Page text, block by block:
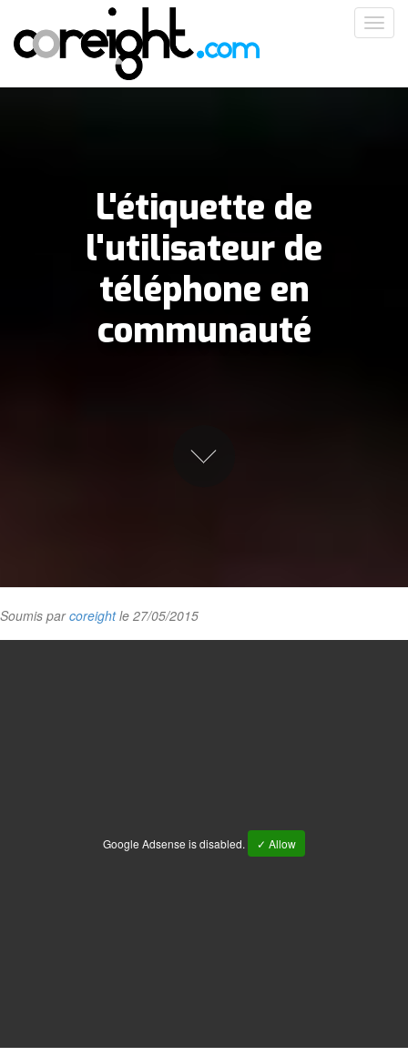
contenu
principal
L'étiquette de
l'utilisateur de
téléphone en
communauté
Soumis parcoreightle 27/05/2015
Google Adsense is disabled. ✓ Allow